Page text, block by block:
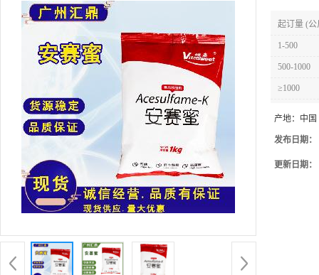
起订量 (公
1-500
500-1000
≥1000
产地： 中国
发布日期：
更新日期：